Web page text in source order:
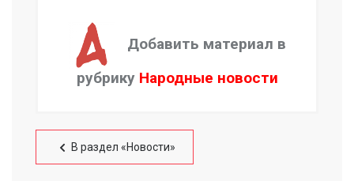
Добавить материал в
рубрику Народные новости
В раздел «Новости»